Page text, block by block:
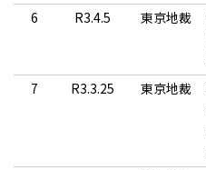
6
R3.4.5 東京地裁
7
R3.3.25 東京地裁